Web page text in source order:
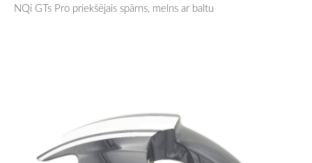
NQi GTs Pro priekšējais spārns, melns ar baltu